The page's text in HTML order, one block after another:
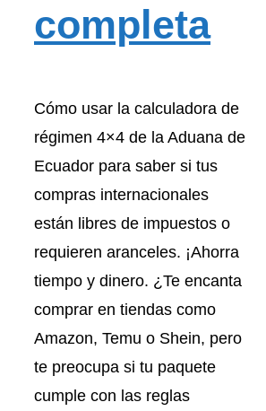
completa
Cómo usar la calculadora de
régimen 4×4 de la Aduana de
Ecuador para saber si tus
compras internacionales
están libres de impuestos o
requieren aranceles. ¡Ahorra
tiempo y dinero. ¿Te encanta
comprar en tiendas como
Amazon, Temu o Shein, pero
te preocupa si tu paquete
cumple con las reglas